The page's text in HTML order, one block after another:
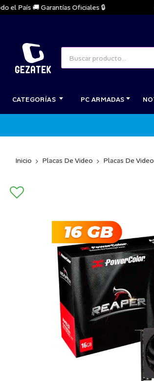
🚚 Garantías Oficiales 🔒
CATEGORÍAS PC ARMADAS
Inicio Placas De Video Placas De